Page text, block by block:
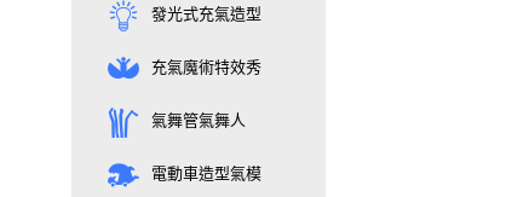
發光式充氣造型
充氣魔術特效秀
氣舞管氣舞人
電動車造型氣模